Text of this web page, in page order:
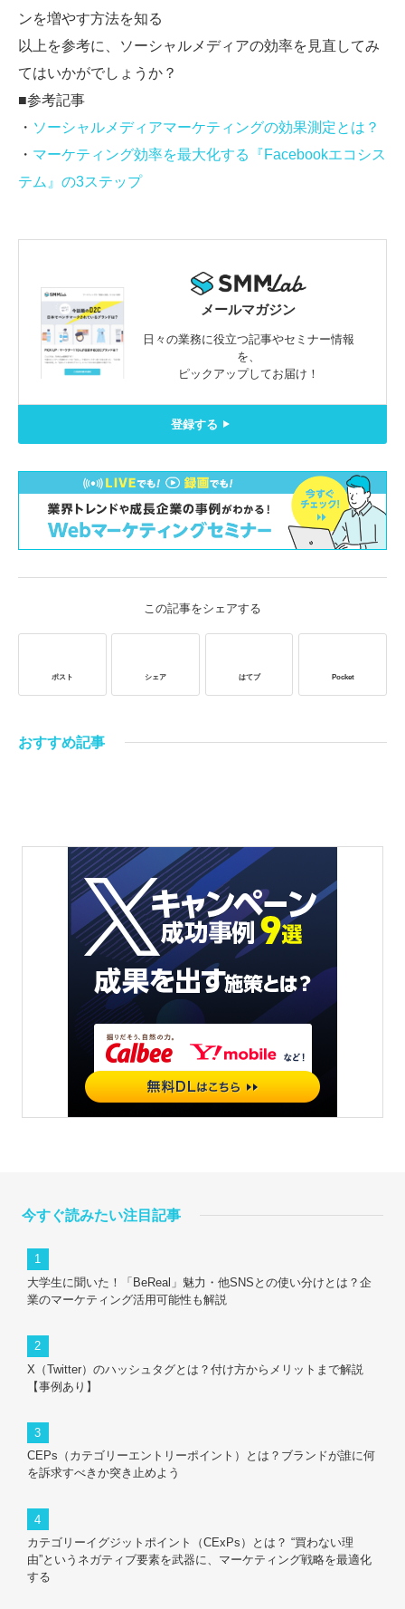
ンを増やす方法を知る
以上を参考に、ソーシャルメディアの効率を見直してみ
てはいかがでしょうか？
■参考記事
・ ソーシャルメディアマーケティングの効果測定とは？
・ マーケティング効率を最大化する『Facebookエコシス
テム』の3ステップ
メールマガジン
日々の業務に役立つ記事やセミナー情報
を、
ピックアップしてお届け！
登録する
この記事をシェアする
ポスト シェア はてブ Pocket
おすすめ記事
今すぐ読みたい注目記事
大学生に聞いた！「BeReal」魅力・他SNSとの使い分けとは？企
業のマーケティング活用可能性も解説
X（Twitter）のハッシュタグとは？付け方からメリットまで解説
【事例あり】
CEPs（カテゴリーエントリーポイント）とは？ブランドが誰に何
を訴求すべきか突き止めよう
カテゴリーイグジットポイント（CExPs）とは？ “買わない理
由”というネガティブ要素を武器に、マーケティング戦略を最適化
する